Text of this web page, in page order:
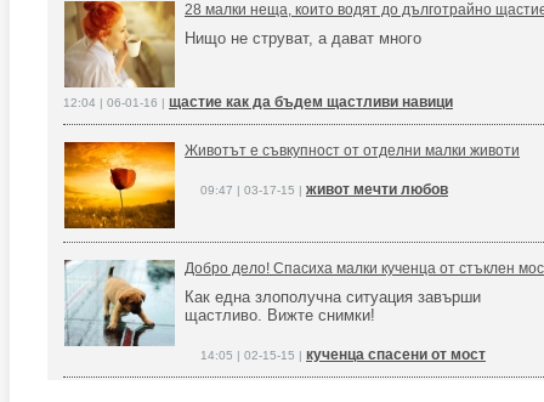
28 малки неща, които водят до дълготрайно
Нищо не струват, а дават много
12:04 | 06-01-16 | щастие как да бъдем щастливи навици
Животът е съвкупност от отделни малки животи
09:47 | 03-17-15 | живот мечти любов
Добро дело! Спасиха малки кученца от стъклен
Как една злополучна ситуация завърши
щастливо. Вижте снимки!
14:05 | 02-15-15 | кученца спасени от мост